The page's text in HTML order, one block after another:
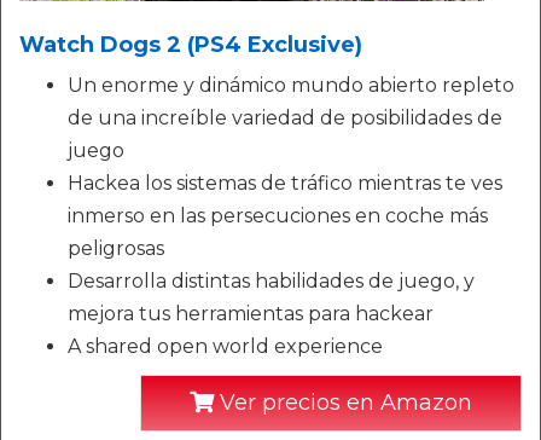
Watch Dogs 2 (PS4 Exclusive)
Un enorme y dinámico mundo abierto repleto
de una increíble variedad de posibilidades de
juego
Hackea los sistemas de tráfico mientras te ves
inmerso en las persecuciones en coche más
peligrosas
Desarrolla distintas habilidades de juego, y
mejora tus herramientas para hackear
A shared open world experience
Ver precios en Amazon